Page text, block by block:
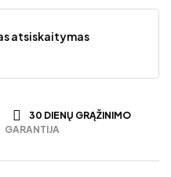
atsiskaitymas
30 DIENŲ GRĄŽINIMO
GARANTIJA